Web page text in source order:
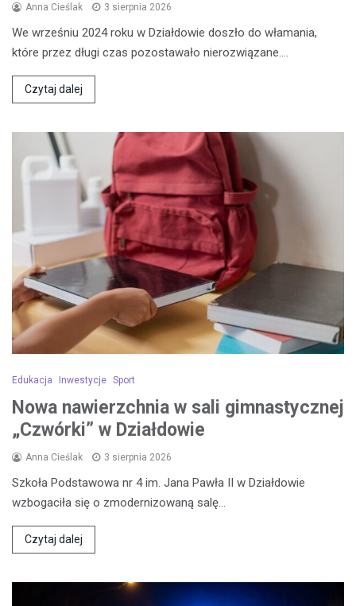
Anna Cieślak 3 sierpnia 2026
We wrześniu 2024 roku w Działdowie doszło do włamania,
które przez długi czas pozostawało nierozwiązane.…
Czytaj dalej
Edukacja Inwestycje Sport
Nowa nawierzchnia w sali gimnastycznej
„Czwórki” w Działdowie
Anna Cieślak 3 sierpnia 2026
Szkoła Podstawowa nr 4 im. Jana Pawła II w Działdowie
wzbogaciła się o zmodernizowaną salę…
Czytaj dalej